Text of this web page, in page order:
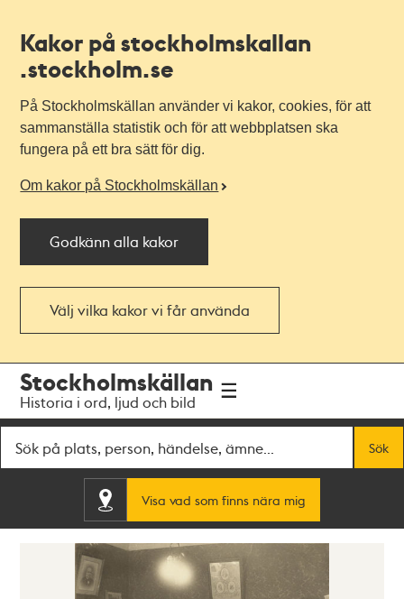
Kakor på stockholmskallan
.stockholm.se
På Stockholmskällan använder vi kakor, cookies, för att
sammanställa statistik och för att webbplatsen ska
fungera på ett bra sätt för dig.
Om kakor på Stockholmskällan
Godkänn alla kakor
Välj vilka kakor vi får använda
navigationen
huvudinnehållet
Stockholmskällan
Historia i ord, ljud och bild
Sök
Visa vad som finns nära mig